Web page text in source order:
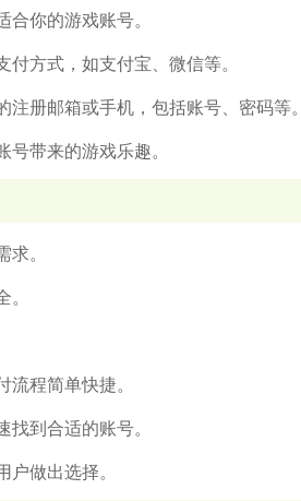
你的游戏账号。
方式，如支付宝、微信等。
册邮箱或手机，包括账号、密码等。
带来的游戏乐趣。
求。
。
程简单快捷。
到合适的账号。
做出选择。